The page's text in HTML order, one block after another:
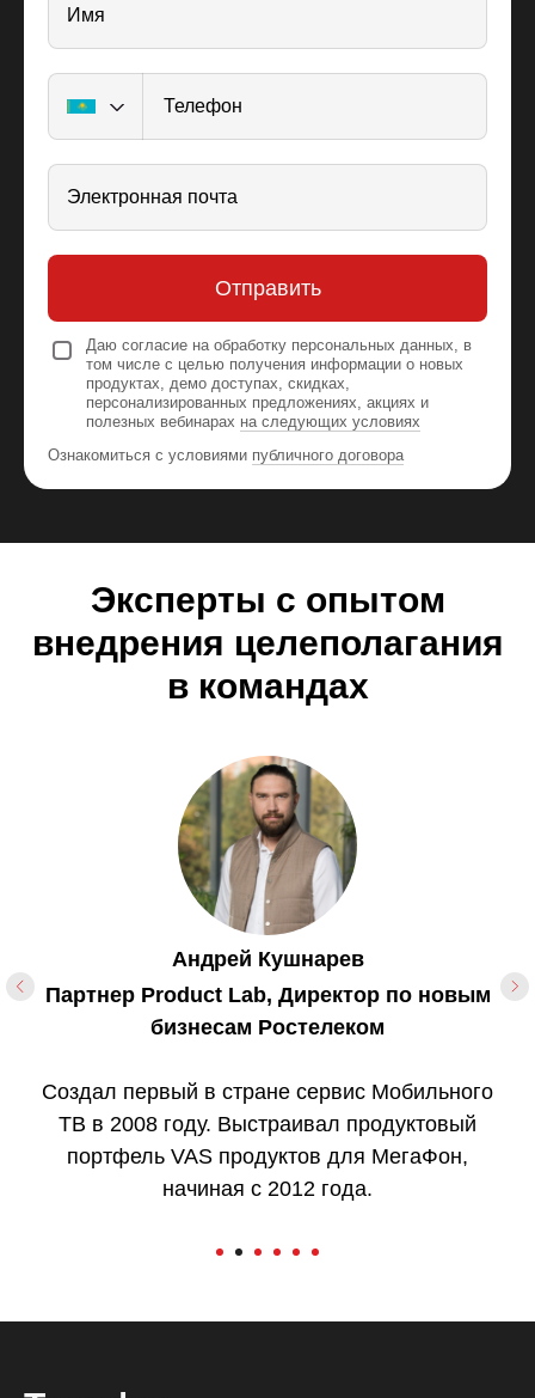
Имя
Телефон
Электронная почта
Отправить
Даю согласие на обработку персональных данных, в
том числе с целью получения информации о новых
продуктах, демо доступах, скидках,
персонализированных предложениях, акциях и
полезных вебинарах на следующих условиях
Ознакомиться с условиями публичного договора
Эксперты с опытом
внедрения целеполагания
в командах
Евгений Комиссаров
Руководитель обучения Спортмастер,
OZON, МегаФон
Обучение лидеров трансформации hard и
soft навыкам. Развитие продуктового и
проектного подхода в командах. Развитие
Лидерских навыков для руководителей
модератор, фасилитатор, Kanban
Practitioner, трекер